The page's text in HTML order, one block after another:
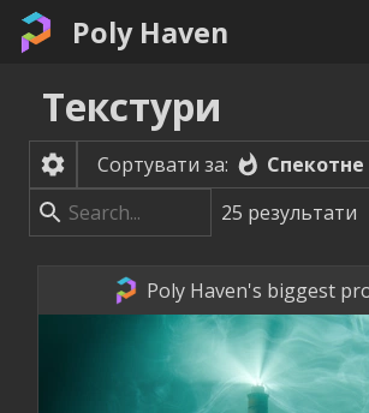
Poly Haven
Текстури
Сортувати за:
Спекотне
25 результати
Poly Haven's biggest